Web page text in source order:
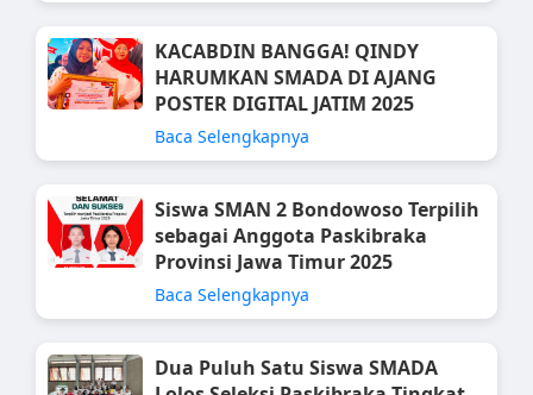
KACABDIN BANGGA! QINDY
HARUMKAN SMADA DI AJANG
POSTER DIGITAL JATIM 2025
Baca Selengkapnya
Siswa SMAN 2 Bondowoso Terpilih
sebagai Anggota Paskibraka
Provinsi Jawa Timur 2025
Baca Selengkapnya
Dua Puluh Satu Siswa SMADA